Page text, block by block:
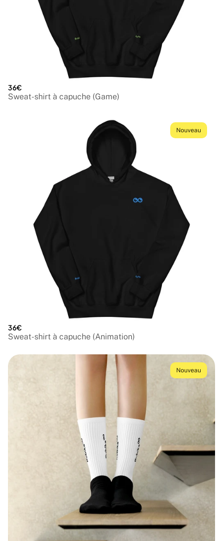
36€
Sweat-shirt à capuche (Game)
Nouveau
36€
Sweat-shirt à capuche (Animation)
Nouveau